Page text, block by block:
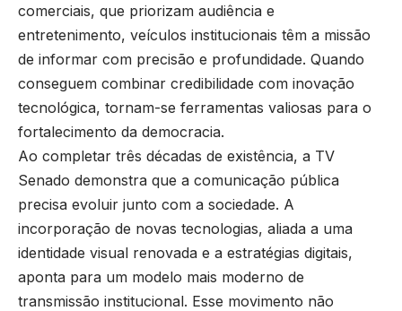
comerciais, que priorizam audiência e
entretenimento, veículos institucionais têm a missão
de informar com precisão e profundidade. Quando
conseguem combinar credibilidade com inovação
tecnológica, tornam-se ferramentas valiosas para o
fortalecimento da democracia.
Ao completar três décadas de existência, a TV
Senado demonstra que a comunicação pública
precisa evoluir junto com a sociedade. A
incorporação de novas tecnologias, aliada a uma
identidade visual renovada e a estratégias digitais,
aponta para um modelo mais moderno de
transmissão institucional. Esse movimento não